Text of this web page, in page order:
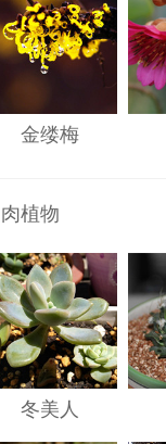
金缕梅
植物
冬美人